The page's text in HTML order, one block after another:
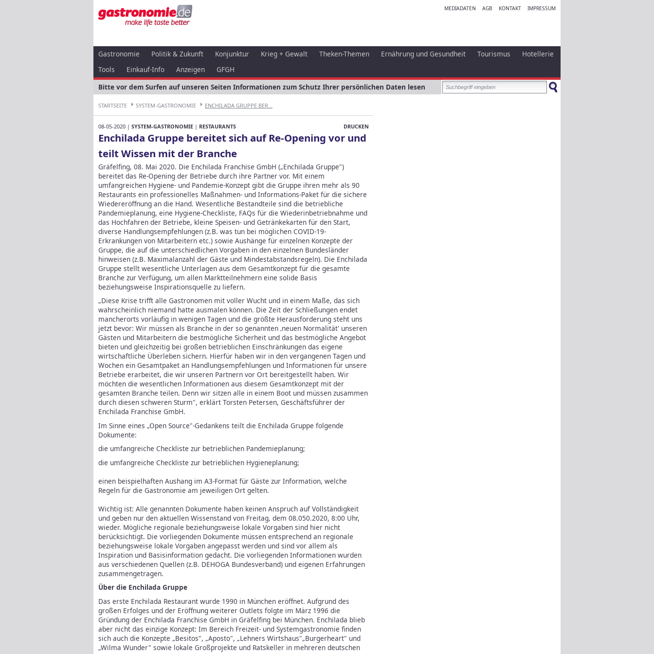
MEDIADATEN AGB KONTAKT IMPRESSUM
Gastronomie Politik & Zukunft Konjunktur Krieg + Gewalt Theken-Themen Ernährung und Gesundheit Tourismus
Hotellerie
Tools
Einkauf-Info Anzeigen
GFGH
Bitte vor dem Surfen auf unseren Seiten Informationen zum Schutz Ihrer persönlichen Daten lesen
STARTSEITE SYSTEM-GASTRONOMIE ENCHILADA GRUPPE BER...
DRUCKEN
08-05-2020 | SYSTEM-GASTRONOMIE | RESTAURANTS
Enchilada Gruppe bereitet sich auf Re-Opening vor und
teilt Wissen mit der Branche
Gräfelfing, 08. Mai 2020. Die Enchilada Franchise GmbH („Enchilada Gruppe")
bereitet das Re-Opening der Betriebe durch ihre Partner vor. Mit einem
umfangreichen Hygiene- und Pandemie-Konzept gibt die Gruppe ihren mehr als 90
Restaurants ein professionelles Maßnahmen- und Informations-Paket für die sichere
Wiedereröffnung an die Hand. Wesentliche Bestandteile sind die betriebliche
Pandemieplanung, eine Hygiene-Checkliste, FAQs für die Wiederinbetriebnahme und
das Hochfahren der Betriebe, kleine Speisen- und Getränkekarten für den Start,
diverse Handlungsempfehlungen (z.B. was tun bei möglichen COVID-19-
Erkrankungen von Mitarbeitern etc.) sowie Aushänge für einzelnen Konzepte der
Gruppe, die auf die unterschiedlichen Vorgaben in den einzelnen Bundesländer
hinweisen (z.B. Maximalanzahl der Gäste und Mindestabstandsregeln). Die Enchilada
Gruppe stellt wesentliche Unterlagen aus dem Gesamtkonzept für die gesamte
Branche zur Verfügung, um allen Marktteilnehmern eine solide Basis
beziehungsweise Inspirationsquelle zu liefern.
„Diese Krise trifft alle Gastronomen mit voller Wucht und in einem Maße, das sich
wahrscheinlich niemand hatte ausmalen können. Die Zeit der Schließungen endet
mancherorts vorläufig in wenigen Tagen und die größte Herausforderung steht uns
jetzt bevor: Wir müssen als Branche in der so genannten ‚neuen Normalität' unseren
Gästen und Mitarbeitern die bestmögliche Sicherheit und das bestmögliche Angebot
bieten und gleichzeitig bei großen betrieblichen Einschränkungen das eigene
wirtschaftliche Überleben sichern. Hierfür haben wir in den vergangenen Tagen und
Wochen ein Gesamtpaket an Handlungsempfehlungen und Informationen für unsere
Betriebe erarbeitet, die wir unseren Partnern vor Ort bereitgestellt haben. Wir
möchten die wesentlichen Informationen aus diesem Gesamtkonzept mit der
gesamten Branche teilen. Denn wir sitzen alle in einem Boot und müssen zusammen
durch diesen schweren Sturm", erklärt Torsten Petersen, Geschäftsführer der
Enchilada Franchise GmbH.
Im Sinne eines „Open Source"-Gedankens teilt die Enchilada Gruppe folgende
Dokumente:
die umfangreiche Checkliste zur betrieblichen Pandemieplanung;
die umfangreiche Checkliste zur betrieblichen Hygieneplanung;
einen beispielhaften Aushang im A3-Format für Gäste zur Information, welche
Regeln für die Gastronomie am jeweiligen Ort gelten.
Wichtig ist: Alle genannten Dokumente haben keinen Anspruch auf Vollständigkeit
und geben nur den aktuellen Wissenstand von Freitag, dem 08.050.2020, 8:00 Uhr,
wieder. Mögliche regionale beziehungsweise lokale Vorgaben sind hier nicht
berücksichtigt. Die vorliegenden Dokumente müssen entsprechend an regionale
beziehungsweise lokale Vorgaben angepasst werden und sind vor allem als
Inspiration und Basisinformation gedacht. Die vorliegenden Informationen wurden
aus verschiedenen Quellen (z.B. DEHOGA Bundesverband) und eigenen Erfahrungen
zusammengetragen.
Über die Enchilada Gruppe
Das erste Enchilada Restaurant wurde 1990 in München eröffnet. Aufgrund des
großen Erfolges und der Eröffnung weiterer Outlets folgte im März 1996 die
Gründung der Enchilada Franchise GmbH in Gräfelfing bei München. Enchilada blieb
aber nicht das einzige Konzept: Im Bereich Freizeit- und Systemgastronomie finden
sich auch die Konzepte „Besitos", „Aposto", „Lehners Wirtshaus"„Burgerheart" und
„Wilma Wunder" sowie lokale Großprojekte und Ratskeller in mehreren deutschen